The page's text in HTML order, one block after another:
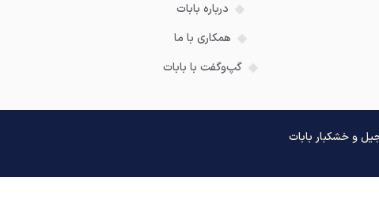
درباره بابات
همکاری با ما
گپ‌وگفت با بابات